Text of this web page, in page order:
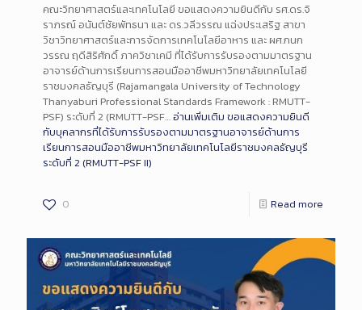
คณะวิทยาศาสตร์และเทคโนโลยี ขอแสดงความยินดีกับ รศ.ดร.จิ
ราภรณ์ อนันต์ชัยพัทธนา และ ดร.วลีวรรณ แฉ่งประเสริฐ สาขา
วิชาวิทยาศาสตร์และการจัดการเทคโนโลยีอาหาร และ ผศ.กนก
วรรณ ฤดีสิริศักดิ์ ภาควิชาเคมี ที่ได้รับการรับรองตามมาตรฐาน
อาจารย์ด้านการเรียนการสอนมืออาชีพมหาวิทยาลัยเทคโนโลยี
ราชมงคลธัญบุรี (Rajamangala University of Technology
Thanyaburi Professional Standards Framework : RMUTT-
PSF) ระดับที่ 2 (RMUTT-PSF…อ่านเพิ่มเติม ขอแสดงความยินดี
กับบุคลากรที่ได้รับการรับรองตามมาตรฐานอาจารย์ด้านการ
เรียนการสอนมืออาชีพมหาวิทยาลัยเทคโนโลยีราชมงคลธัญบุรี
ระดับที่ 2 (RMUTT-PSF II)
0 Read more